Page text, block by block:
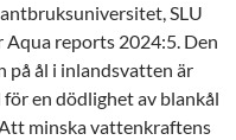
SLU
reports 2024:5. Den
på ål i inlandsvatten är
en dödlighet av blankål
minska vattenkraftens